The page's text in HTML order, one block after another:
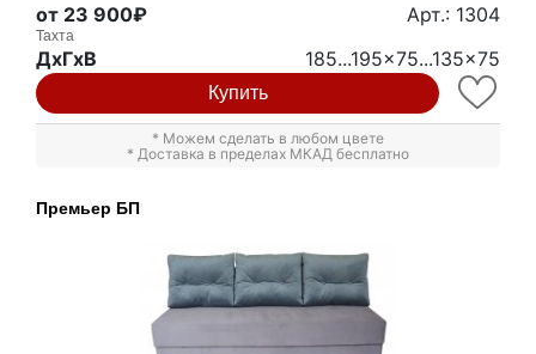
от 23 900₽ Арт.: 1304
Тахта
ДxГxВ 185...195x75...135x75
Купить
* Можем сделать в любом цвете
* Доставка в пределах МКАД бесплатно
Премьер БП